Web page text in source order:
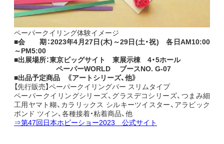
ペーパークイリング体験イメージ
■会 期：2023年4月27日(木)～29日(土・祝) 各日AM10:00
～PM5:00
■出展場所：東京ビッグサイト 東展示棟 4・5ホール
ペーパーWORLD ブースNO. G-07
■出品予定商品 《アートシリーズ、他》
【先行販売】ペーパークイリングバー スリムタイプ
ペーパークイリングシリーズ、グラスデコシリーズ、つまみ細
工用ヤマト糊、カラリックス シルキーツイスター、アラビック
ボンド ツイン、各種接着・粘着商品、他
⇒第47回日本ホビーショー2023 公式サイト